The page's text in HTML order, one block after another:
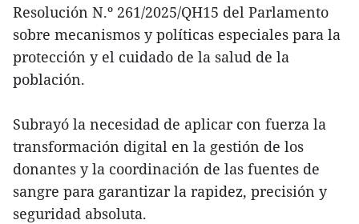
Resolución N.º 261/2025/QH15 del Parlamento
sobre mecanismos y políticas especiales para la
protección y el cuidado de la salud de la
población.
Subrayó la necesidad de aplicar con fuerza la
transformación digital en la gestión de los
donantes y la coordinación de las fuentes de
sangre para garantizar la rapidez, precisión y
seguridad absoluta.